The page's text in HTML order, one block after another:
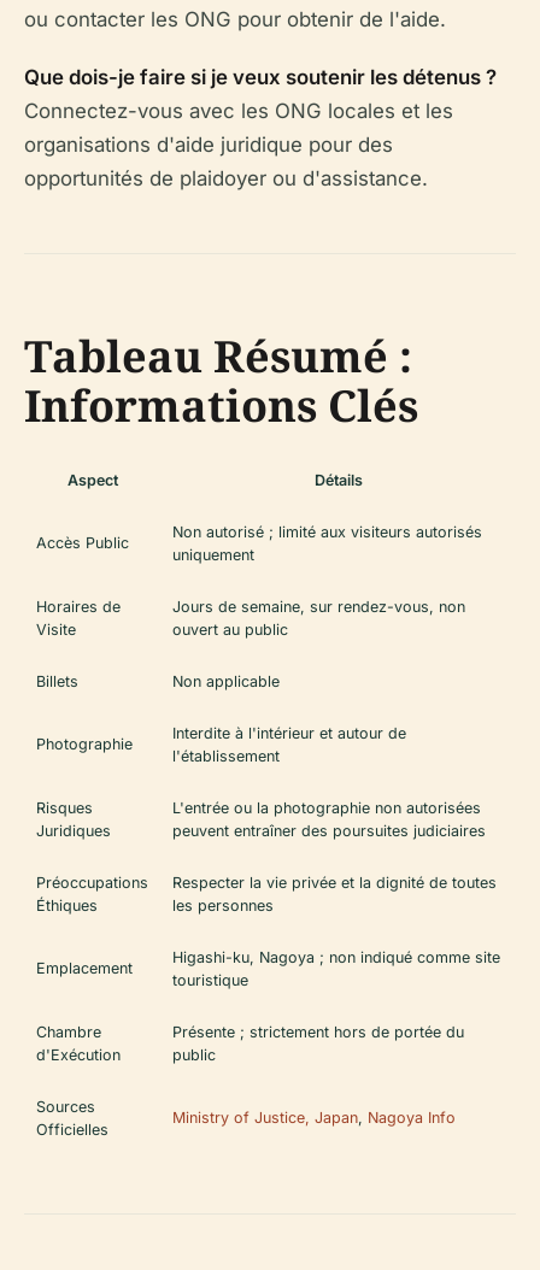
ou contacter les ONG pour obtenir de l'aide.
Que dois-je faire si je veux soutenir les détenus ?
Connectez-vous avec les ONG locales et les
organisations d'aide juridique pour des
opportunités de plaidoyer ou d'assistance.
Tableau Résumé :
Informations Clés
Aspect Détails
Accès Public
Non autorisé ; limité aux visiteurs autorisés
uniquement
Horaires de
Visite
Jours de semaine, sur rendez-vous, non
ouvert au public
Billets Non applicable
Photographie
Interdite à l'intérieur et autour de
l'établissement
Risques
Juridiques
L'entrée ou la photographie non autorisées
peuvent entraîner des poursuites judiciaires
Préoccupations
Éthiques
Respecter la vie privée et la dignité de toutes
les personnes
Emplacement
Higashi-ku, Nagoya ; non indiqué comme site
touristique
Chambre
d'Exécution
Présente ; strictement hors de portée du
public
Sources
Officielles
Ministry of Justice, Japan, Nagoya Info